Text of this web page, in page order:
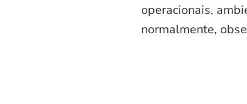
operacionais,
normalmente,